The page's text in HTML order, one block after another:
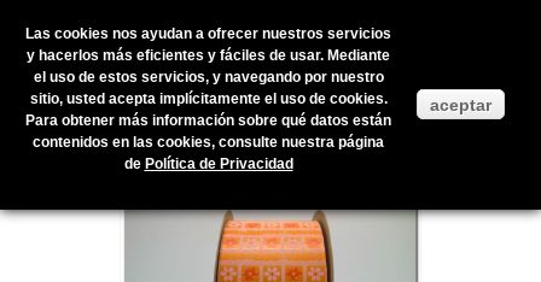
Inicio > Productos en stock > ENVOLTORIOS Y PRESENTACIÓN >
CINTAS > CINTA FRESH 50MMX50M
Las cookies nos ayudan a ofrecer nuestros servicios
y hacerlos más eficientes y fáciles de usar. Mediante
el uso de estos servicios, y navegando por nuestro
sitio, usted acepta implícitamente el uso de cookies.
Para obtener más información sobre qué datos están
contenidos en las cookies, consulte nuestra página
de Política de Privacidad
aceptar